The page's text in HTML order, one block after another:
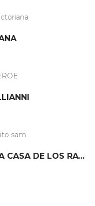
RATONCITO MADRE SAM – LA CASA DE LOS RATONES